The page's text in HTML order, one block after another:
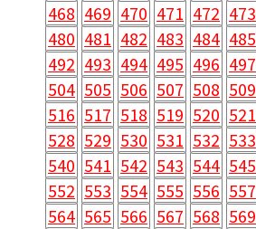
468 469 470 471 472 473
480 481 482 483 484 485
492 493 494 495 496 497
504 505 506 507 508 509
516 517 518 519 520 521
528 529 530 531 532 533
540 541 542 543 544 545
552 553 554 555 556 557
564 565 566 567 568 569